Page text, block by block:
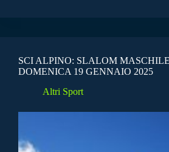
SCI ALPINO: SLALOM
DOMENICA 19 GENNAIO 2025
Altri Sport